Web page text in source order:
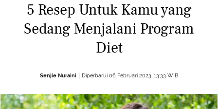
5 Resep Untuk Kamu yang
Sedang Menjalani Program
Diet
Senjie Nuraini Diperbarui 06 Februari 2023, 13:33 WIB